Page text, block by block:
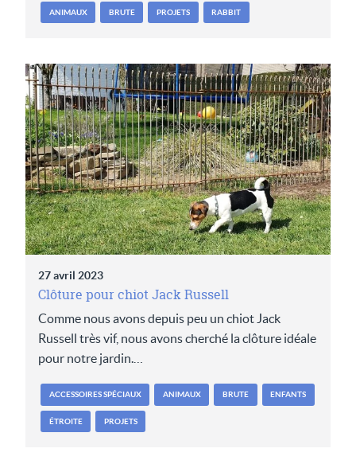
ANIMAUX BRUTE PROJETS RABBIT
27 avril 2023
Clôture pour chiot Jack Russell
Comme nous avons depuis peu un chiot Jack
Russell très vif, nous avons cherché la clôture idéale
pour notre jardin.…
ACCESSOIRES SPÉCIAUX ANIMAUX BRUTE ENFANTS
ÉTROITE PROJETS